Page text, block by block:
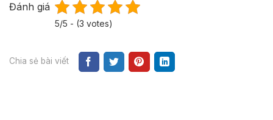
Đánh giá
5/5 - (3 votes)
Chia sẻ bài viết